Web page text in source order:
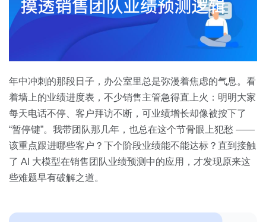
教育
金融
销售人员
全部
白皮书
销售会话智能
预约演示
年中冲刺的那段日子，办公室里总是弥漫着焦虑的气息。看
着墙上的业绩进度表，不少销售主管急得直上火：明明大家
每天电话不停、客户拜访不断，可业绩增长却像被按下了
“暂停键”。我带团队那几年，也总在这个节骨眼上犯愁 ——
该重点跟进哪些客户？下个阶段业绩能不能达标？直到接触
了 AI 大模型在销售团队业绩预测中的应用，才发现原来这
些难题早有破解之道。